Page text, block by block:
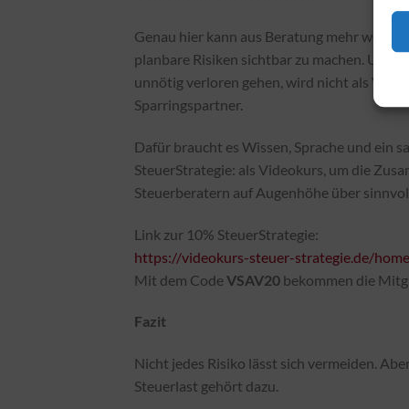
Genau hier kann aus Beratung mehr
planbare Risiken sichtbar zu machen. Und
unnötig verloren gehen, wird nicht als
Sparringspartner.
Dafür braucht es Wissen, Sprache und ein
SteuerStrategie: als Videokurs, um die
Steuerberatern auf Augenhöhe über
Link zur 10% SteuerStrategie:
https://videokurs-steuer-strategie.de/home
Mit dem CodeVSAV20 bekommen die
Fazit
Nicht jedes Risiko lässt sich vermeiden.
Steuerlast gehört dazu.